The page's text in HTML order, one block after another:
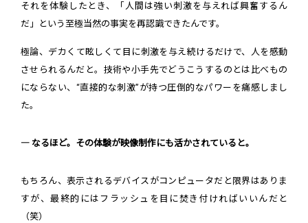
それを体験したとき、「人間は強い刺激を与えれば興奮するん
だ」という至極当然の事実を再認識できたんです。
極論、デカくて眩しくて目に刺激を与え続けるだけで、人を感動
させられるんだと。技術や小手先でどうこうするのとは比べもの
にならない、“直接的な刺激”が持つ圧倒的なパワーを痛感しまし
た。
― なるほど。その体験が映像制作にも活かされていると。
もちろん、表示されるデバイスがコンピュータだと限界はありま
すが、最終的にはフラッシュを目に焚き付ければいいんだと
（笑）